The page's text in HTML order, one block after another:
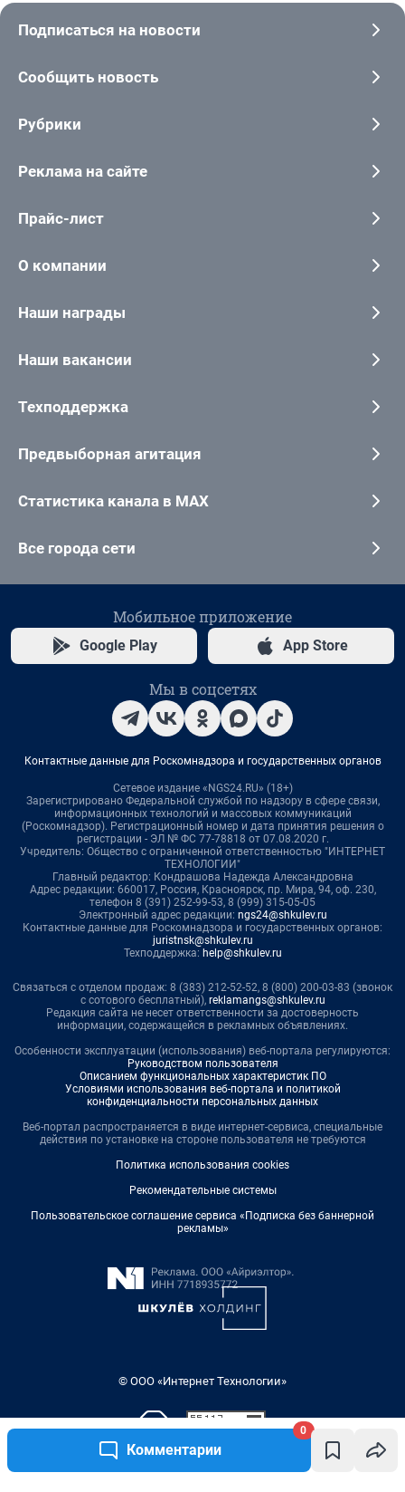
Комментарии
0
Подписаться на новости
Сообщить новость
Рубрики
Реклама на сайте
Прайс-лист
О компании
Наши награды
Наши вакансии
Техподдержка
Предвыборная агитация
Статистика канала в MAX
Все города сети
Мобильное приложение
Google Play App Store
Мы в соцсетях
Контактные данные для Роскомнадзора и государственных органов
Сетевое издание «NGS24.RU» (18+)
Зарегистрировано Федеральной службой по надзору в сфере связи,
информационных технологий и массовых коммуникаций
(Роскомнадзор). Регистрационный номер и дата принятия решения о
регистрации - ЭЛ № ФС 77-78818 от 07.08.2020 г.
Учредитель: Общество с ограниченной ответственностью "ИНТЕРНЕТ
ТЕХНОЛОГИИ"
Главный редактор: Кондрашова Надежда Александровна
Адрес редакции: 660017, Россия, Красноярск, пр. Мира, 94, оф. 230,
телефон 8 (391) 252-99-53, 8 (999) 315-05-05
Электронный адрес редакции: ngs24@shkulev.ru
Контактные данные для Роскомнадзора и государственных органов:
juristnsk@shkulev.ru
Техподдержка: help@shkulev.ru
Связаться с отделом продаж: 8 (383) 212-52-52, 8 (800) 200-03-83 (звонок
с сотового бесплатный), reklamangs@shkulev.ru
Редакция сайта не несет ответственности за достоверность
информации, содержащейся в рекламных объявлениях.
Особенности эксплуатации (использования) веб-портала регулируются:
Руководством пользователя
Описанием функциональных характеристик ПО
Условиями использования веб-портала и политикой
конфиденциальности персональных данных
Веб-портал распространяется в виде интернет-сервиса, специальные
действия по установке на стороне пользователя не требуются
Политика использования cookies
Рекомендательные системы
Пользовательское соглашение сервиса «Подписка без баннерной
рекламы»
© ООО «Интернет Технологии»